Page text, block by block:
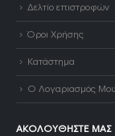
Δελτίο επιστροφών
Όροι Χρήσης
Κατάστημα
Ο Λογαριασμός Μου
ΑΚΟΛΟΥΘΉΣΤΕ ΜΑΣ